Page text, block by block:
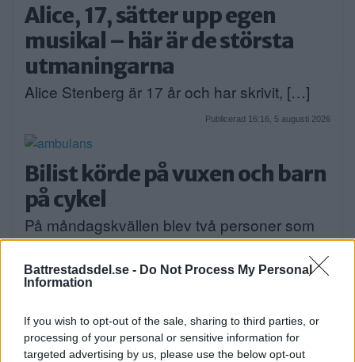
Battrestadsdel.se - Do Not Process My Personal
Information
If you wish to opt-out of the sale, sharing to third parties, or
processing of your personal or sensitive information for
targeted advertising by us, please use the below opt-out
Alice, 17, sätter upp egen
musikal – här är de största
utmaningarna
Alice Stenberg är 17 år och har skrivit, […]
Publicerad 16:16, 5 augusti 2026
Bilist körde på vuxen och barn
på cykel
På måndagskvällen blev två personer som
Publicerad 08:58, 4 augusti 2026